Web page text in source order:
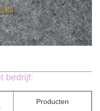
bedrijf:
Producten